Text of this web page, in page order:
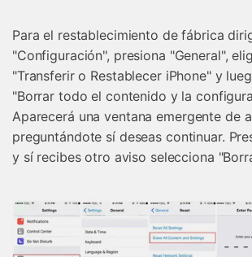
Para el restablecimiento de fábrica
"Configuración", presiona "General",
"Transferir o Restablecer iPhone" y
"Borrar todo el contenido y la
Aparecerá una ventana emergente de
preguntándote sí deseas continuar.
y sí recibes otro aviso selecciona